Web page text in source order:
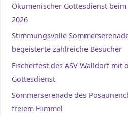
Ökumenischer Gottesdienst
2026
Stimmungsvolle
begeisterte zahlreiche Besucher
Fischerfest des ASV Walldorf mit
Gottesdienst
Sommerserenade des
freiem Himmel